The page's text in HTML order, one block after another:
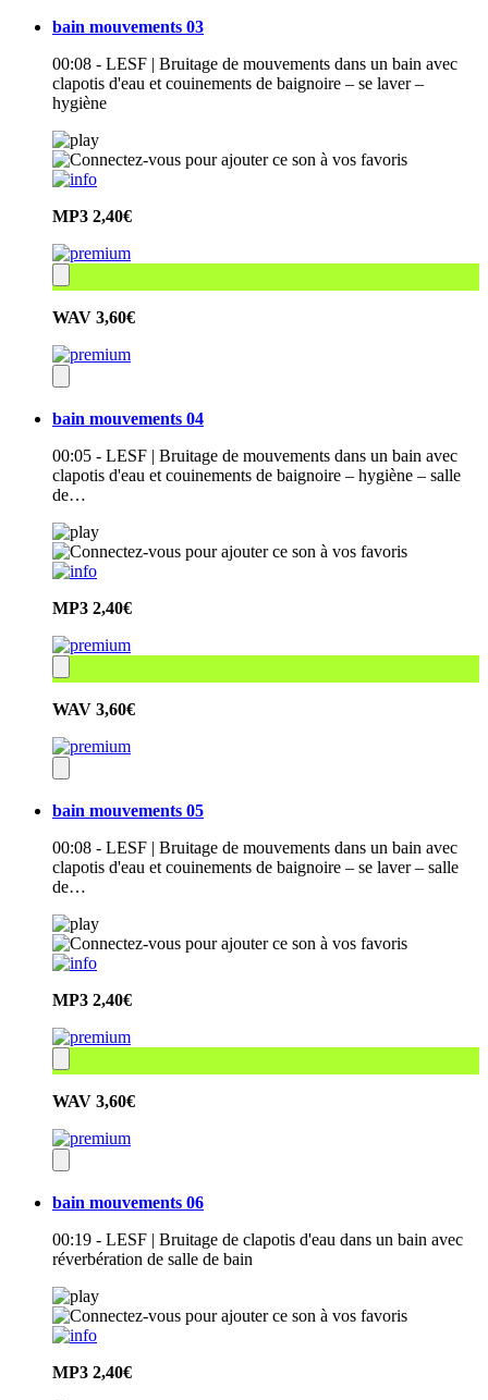
bain mouvements 03
00:08 - LESF | Bruitage de mouvements dans un bain avec
clapotis d'eau et couinements de baignoire – se laver –
hygiène
MP3 2,40€
WAV 3,60€
bain mouvements 04
00:05 - LESF | Bruitage de mouvements dans un bain avec
clapotis d'eau et couinements de baignoire – hygiène – salle
de…
MP3 2,40€
WAV 3,60€
bain mouvements 05
00:08 - LESF | Bruitage de mouvements dans un bain avec
clapotis d'eau et couinements de baignoire – se laver – salle
de…
MP3 2,40€
WAV 3,60€
bain mouvements 06
00:19 - LESF | Bruitage de clapotis d'eau dans un bain avec
réverbération de salle de bain
MP3 2,40€